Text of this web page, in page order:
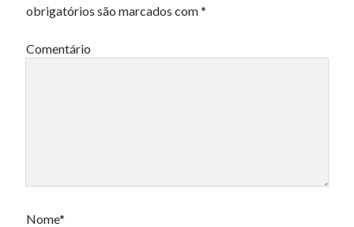
obrigatórios são marcados com*
Comentário
Nome*